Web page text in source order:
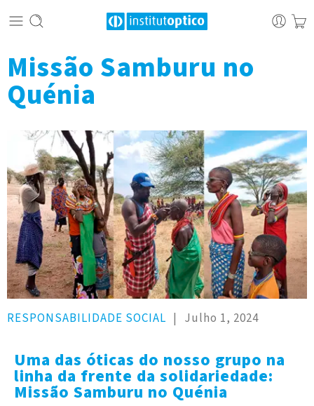
Missão Samburu no
Quénia
RESPONSABILIDADE SOCIAL Julho 1, 2024
Uma das óticas do nosso grupo na
linha da frente da solidariedade:
Missão Samburu no Quénia